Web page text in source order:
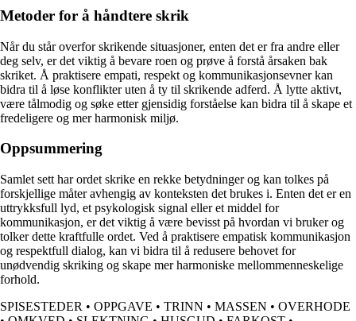
Metoder for å håndtere skrik
Når du står overfor skrikende situasjoner, enten det er fra andre eller
deg selv, er det viktig å bevare roen og prøve å forstå årsaken bak
skriket. Å praktisere empati, respekt og kommunikasjonsevner kan
bidra til å løse konflikter uten å ty til skrikende adferd. Å lytte aktivt,
være tålmodig og søke etter gjensidig forståelse kan bidra til å skape et
fredeligere og mer harmonisk miljø.
Oppsummering
Samlet sett har ordet skrike en rekke betydninger og kan tolkes på
forskjellige måter avhengig av konteksten det brukes i. Enten det er en
uttrykksfull lyd, et psykologisk signal eller et middel for
kommunikasjon, er det viktig å være bevisst på hvordan vi bruker og
tolker dette kraftfulle ordet. Ved å praktisere empatisk kommunikasjon
og respektfull dialog, kan vi bidra til å redusere behovet for
unødvendig skriking og skape mer harmoniske mellommenneskelige
forhold.
SPISESTEDER • OPPGAVE • TRINN • MASSEN • OVERHODE